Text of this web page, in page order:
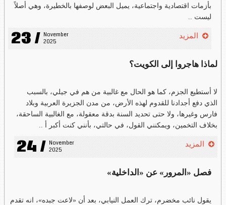
بأزمات اقتصادية واجتماعية، يميل البعض لوصفها بالخطيرة، وهي أصلاً
ليست ..
23 / November
2025
المزيد
لماذا هاجروا إلى الكويت؟
لا أستطيع الجزم، كما هو الحال مع غالبية من هم في جيلي، بالسبب
الذي دفع أجدادنا للقدوم لهذه الأرض، من مدن الجزيرة العربية وبلاد
فارس وغيرها، ولا حتى تحديد السنة بدقة معقولة، مع الغالبية الساحقة،
بخلاف التخمين، ويمكنني القول، في حالتي، بأنني كنت أكبر أ ..
24 / November
2025
المزيد
فصل «المرور» عن «الداخلية»
يقول نائب مخضرم، ترك العمل النيابي، بعد أن «لاعت جبده»، انه تقدم